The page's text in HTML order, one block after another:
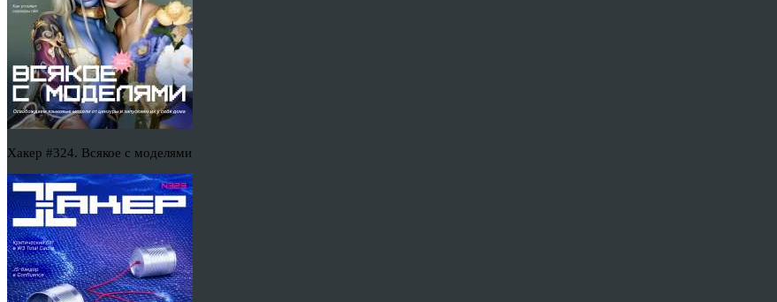
Хакер #324. Всякое с моделями